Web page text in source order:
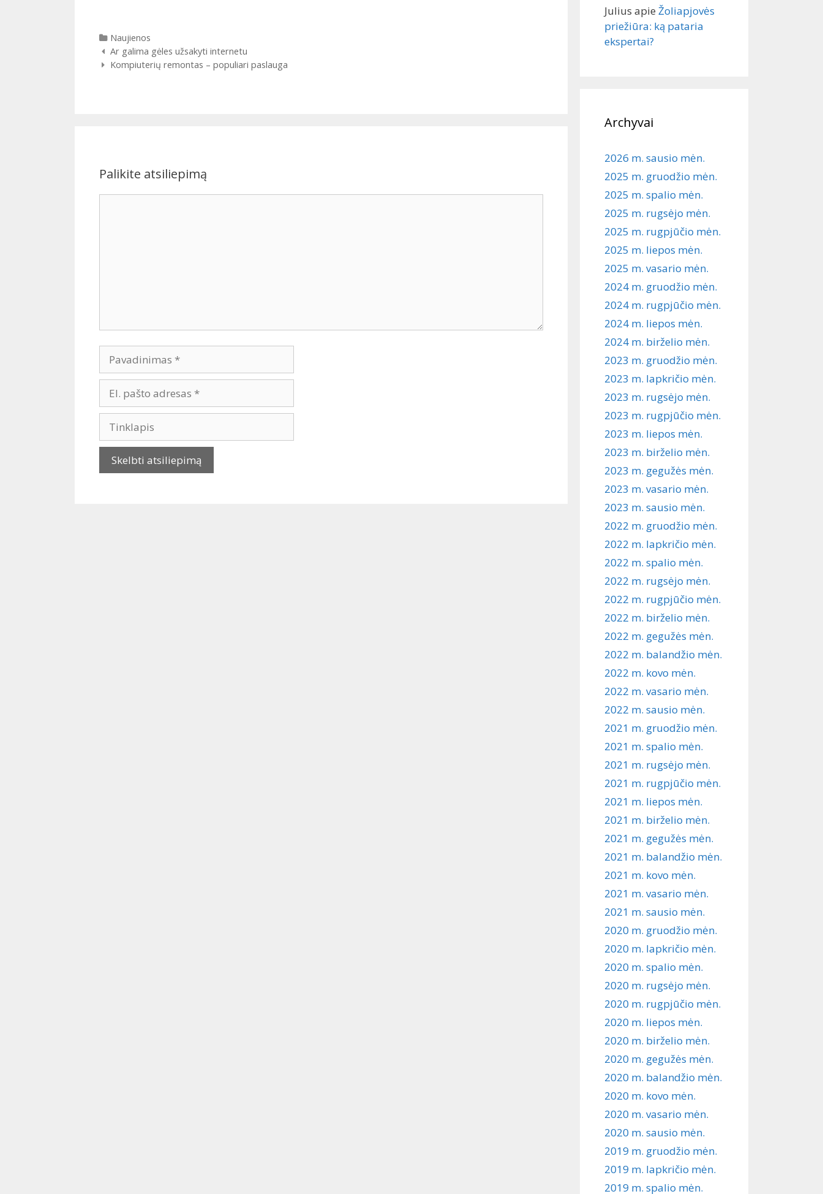
Kategorijos
Naujienos
Įrašų
navigacija
Ar galima gėles užsakyti internetu
Kompiuterių remontas – populiari paslauga
Palikite atsiliepimą
Julius apie Žoliapjovės
priežiūra: ką pataria
ekspertai?
Archyvai
2026 m. sausio mėn.
2025 m. gruodžio mėn.
2025 m. spalio mėn.
2025 m. rugsėjo mėn.
2025 m. rugpjūčio mėn.
2025 m. liepos mėn.
2025 m. vasario mėn.
2024 m. gruodžio mėn.
2024 m. rugpjūčio mėn.
2024 m. liepos mėn.
2024 m. birželio mėn.
2023 m. gruodžio mėn.
2023 m. lapkričio mėn.
2023 m. rugsėjo mėn.
2023 m. rugpjūčio mėn.
2023 m. liepos mėn.
2023 m. birželio mėn.
2023 m. gegužės mėn.
2023 m. vasario mėn.
2023 m. sausio mėn.
2022 m. gruodžio mėn.
2022 m. lapkričio mėn.
2022 m. spalio mėn.
2022 m. rugsėjo mėn.
2022 m. rugpjūčio mėn.
2022 m. birželio mėn.
2022 m. gegužės mėn.
2022 m. balandžio mėn.
2022 m. kovo mėn.
2022 m. vasario mėn.
2022 m. sausio mėn.
2021 m. gruodžio mėn.
2021 m. spalio mėn.
2021 m. rugsėjo mėn.
2021 m. rugpjūčio mėn.
2021 m. liepos mėn.
2021 m. birželio mėn.
2021 m. gegužės mėn.
2021 m. balandžio mėn.
2021 m. kovo mėn.
2021 m. vasario mėn.
2021 m. sausio mėn.
2020 m. gruodžio mėn.
2020 m. lapkričio mėn.
2020 m. spalio mėn.
2020 m. rugsėjo mėn.
2020 m. rugpjūčio mėn.
2020 m. liepos mėn.
2020 m. birželio mėn.
2020 m. gegužės mėn.
2020 m. balandžio mėn.
2020 m. kovo mėn.
2020 m. vasario mėn.
2020 m. sausio mėn.
2019 m. gruodžio mėn.
2019 m. lapkričio mėn.
2019 m. spalio mėn.